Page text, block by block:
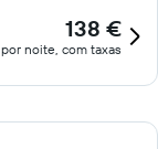
138 €
por noite, com taxas